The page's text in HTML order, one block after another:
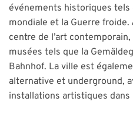
événements historiques tels
mondiale et la Guerre froide.
centre de l’art
musées tels que la
Bahnhof. La ville est
alternative et underground,
installations artistiques dans